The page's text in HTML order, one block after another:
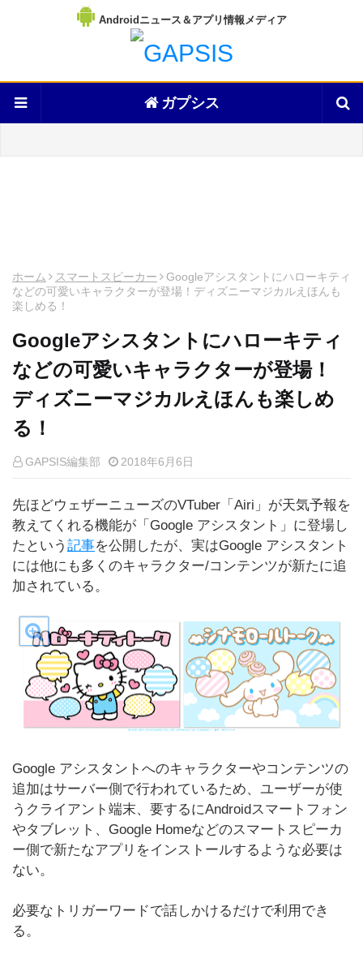
Androidニュース＆アプリ情報メディア
ガプシス
ホーム スマートスピーカー
Googleアシスタントにハローキティ
などの可愛いキャラクターが登場！ディズニーマジカルえほんも
楽しめる！
Googleアシスタントにハローキティ
などの可愛いキャラクターが登場！
ディズニーマジカルえほんも楽しめ
る！
GAPSIS編集部 2018年6月6日
先ほどウェザーニューズのVTuber「Airi」が天気予報を
教えてくれる機能が「Google アシスタント」に登場し
たという 記事を公開したが、実はGoogle アシスタント
には他にも多くのキャラクター/コンテンツが新たに追
加されている。
Google アシスタントへのキャラクターやコンテンツの
追加はサーバー側で行われているため、ユーザーが使
うクライアント端末、要するにAndroidスマートフォン
やタブレット、Google Homeなどのスマートスピーカ
ー側で新たなアプリをインストールするような必要は
ない。
必要なトリガーワードで話しかけるだけで利用でき
る。